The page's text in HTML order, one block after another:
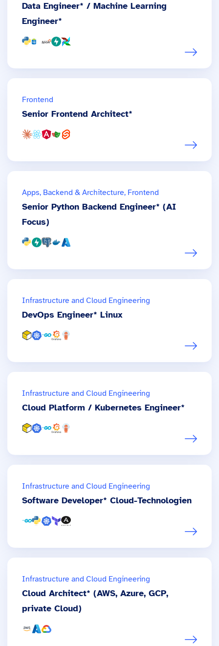
Data Engineer* / Machine Learning
Engineer*
Frontend
Senior Frontend Architect*
Apps, Backend & Architecture, Frontend
Senior Python Backend Engineer* (AI
Focus)
Infrastructure and Cloud Engineering
DevOps Engineer* Linux
Infrastructure and Cloud Engineering
Cloud Platform / Kubernetes Engineer*
Infrastructure and Cloud Engineering
Software Developer* Cloud-Technologien
Infrastructure and Cloud Engineering
Cloud Architect* (AWS, Azure, GCP,
private Cloud)